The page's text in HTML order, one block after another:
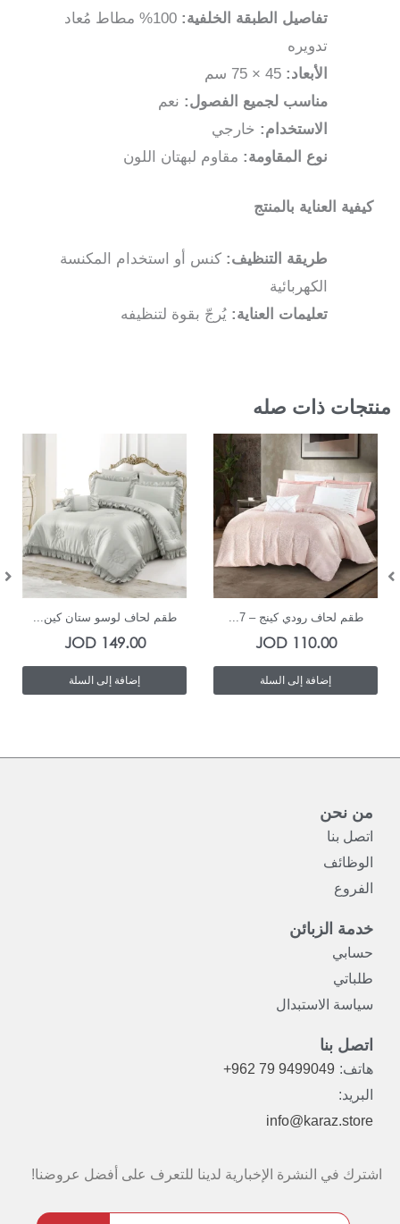
تفاصيل الطبقة الخلفية:
100% مطاط مُعاد
تدويره
الأبعاد:
مناسب لجميع الفصول: نعم
الاستخدام: خارجي
نوع المقاومة: مقاوم لبهتان اللون
كيفية العناية بالمنتج
طريقة التنظيف: كنس أو استخدام المكنسة
الكهربائية
تعليمات العناية: يُرجّ بقوة لتنظيفه
منتجات ذات صله
طقم لحاف رودي كينج – 7...
110.00
JOD
إضافة إلى السلة
In Stock
طقم لحاف لوسو ستان كين...
149.00
JOD
إضافة إلى السلة
من نحن
اتصل بنا
الوظائف
الفروع
خدمة الزبائن
حسابي
طلباتي
سياسة الاستبدال
اتصل بنا
هاتف: +962 79 9499049
البريد:
info@karaz.store
اشترك في النشرة الإخبارية لدينا للتعرف على أفضل عروضنا!